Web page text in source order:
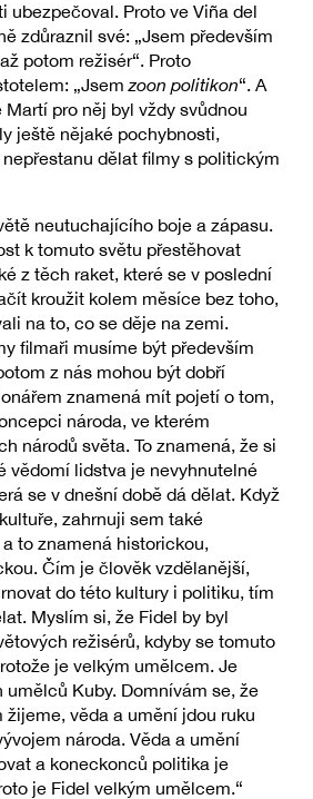
ubezpečoval. Proto ve Viña del
zdůraznil své: „Jsem především
potom režisér“. Proto
„Jsemzoon politikon“. A
Martí pro něj byl vždy svůdnou
ještě nějaké pochybnosti,
dělat filmy s politickým
neutuchajícího boje a zápasu.
k tomuto světu přestěhovat
z těch raket, které se v poslední
kroužit kolem měsíce bez toho,
na to, co se děje na zemi.
filmaři musíme být především
z nás mohou být dobří
znamená mít pojetí o tom,
národa, ve kterém
národů světa. To znamená, že si
vědomí lidstva je nevyhnutelné
se v dnešní době dá dělat. Když
zahrnuji sem také
to znamená historickou,
Čím je člověk vzdělanější,
do této kultury i politiku, tím
Myslím si, že Fidel by byl
režisérů, kdyby se tomuto
je velkým umělcem. Je
Kuby. Domnívám se, že
žijeme, věda a umění jdou ruku
národa. Věda a umění
a koneckonců politika je
je Fidel velkým umělcem.“